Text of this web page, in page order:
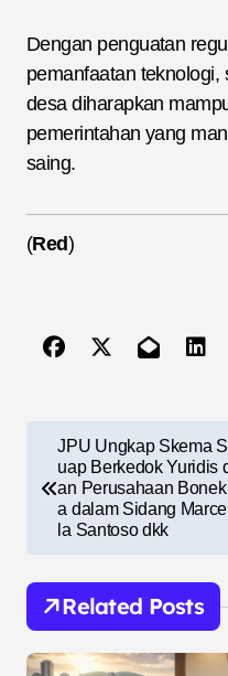
Dengan penguatan
pemanfaatan teknologi,
desa diharapkan
pemerintahan yang
saing.
(Red)
g
a
s
JPU Ungkap Skema S
uap Berkedok Yuridis
an Perusahaan Bonek
a dalam Sidang Marcel
la Santoso dkk
Related Posts